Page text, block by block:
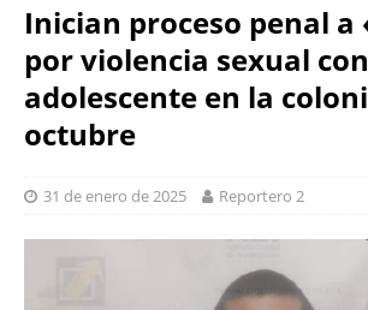
Inician proceso penal a
por violencia sexual
adolescente en la
octubre
31 de enero de 2025 Reportero 2